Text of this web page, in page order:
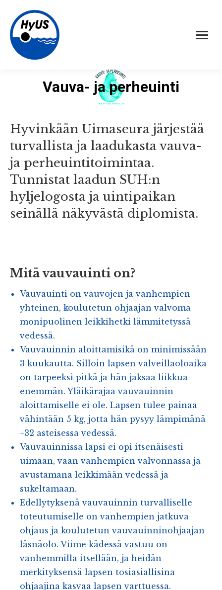
Vauva- ja perheuinti
Hyvinkään Uimaseura järjestää
turvallista ja laadukasta vauva-
ja perheuintitoimintaa.
Tunnistat laadun SUH:n
hyljelogosta ja uintipaikan
seinällä näkyvästä diplomista.
Mitä vauvauinti on?
Vauvauinti on vauvojen ja vanhempien
yhteinen, koulutetun ohjaajan valvoma
monipuolinen leikkihetki lämmitetyssä
vedessä.
Vauvauinnin aloittamisikä on minimissään
3 kuukautta. Silloin lapsen valveillaoloaika
on tarpeeksi pitkä ja hän jaksaa liikkua
enemmän. Yläikärajaa vauvauinnin
aloittamiselle ei ole. Lapsen tulee painaa
vähintään 5 kg, jotta hän pysyy lämpimänä
+32 asteisessa vedessä.
Vauvauinnissa lapsi ei opi itsenäisesti
uimaan, vaan vanhempien valvonnassa ja
avustamana leikkimään vedessä ja
sukeltamaan.
Edellytyksenä vauvauinnin turvalliselle
toteutumiselle on vanhempien jatkuva
ohjaus ja koulutetun vauvauinninohjaajan
läsnäolo. Viime kädessä vastuu on
vanhemmilla itsellään, ja heidän
merkityksensä lapsen tosiasiallisina
ohjaajina kasvaa lapsen varttuessa.